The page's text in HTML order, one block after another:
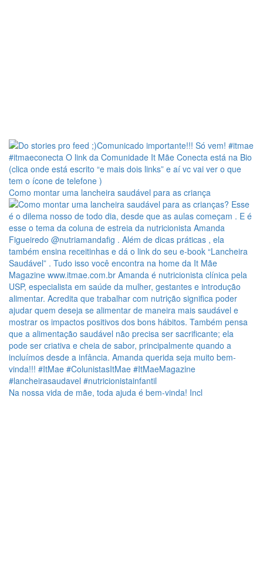
Como montar uma lancheira saudável para as criança
Na nossa vida de mãe, toda ajuda é bem-vinda! Incl